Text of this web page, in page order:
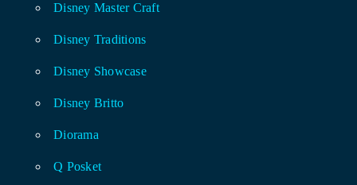
Disney Master Craft
Disney Traditions
Disney Showcase
Disney Britto
Diorama
Q Posket